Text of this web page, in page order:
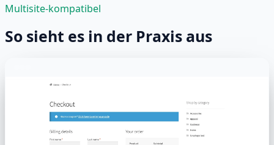
Multisite-kompatibel
So sieht es in der Praxis aus